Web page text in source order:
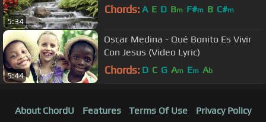
5:34
Chords: A E D Bm F#m B C#m
5:44
Oscar Medina - Qué Bonito Es Vivir
Con Jesus (Video Lyric)
Chords: D C G Am Em Ab
About ChordU Features Terms Of Use
Privacy Policy